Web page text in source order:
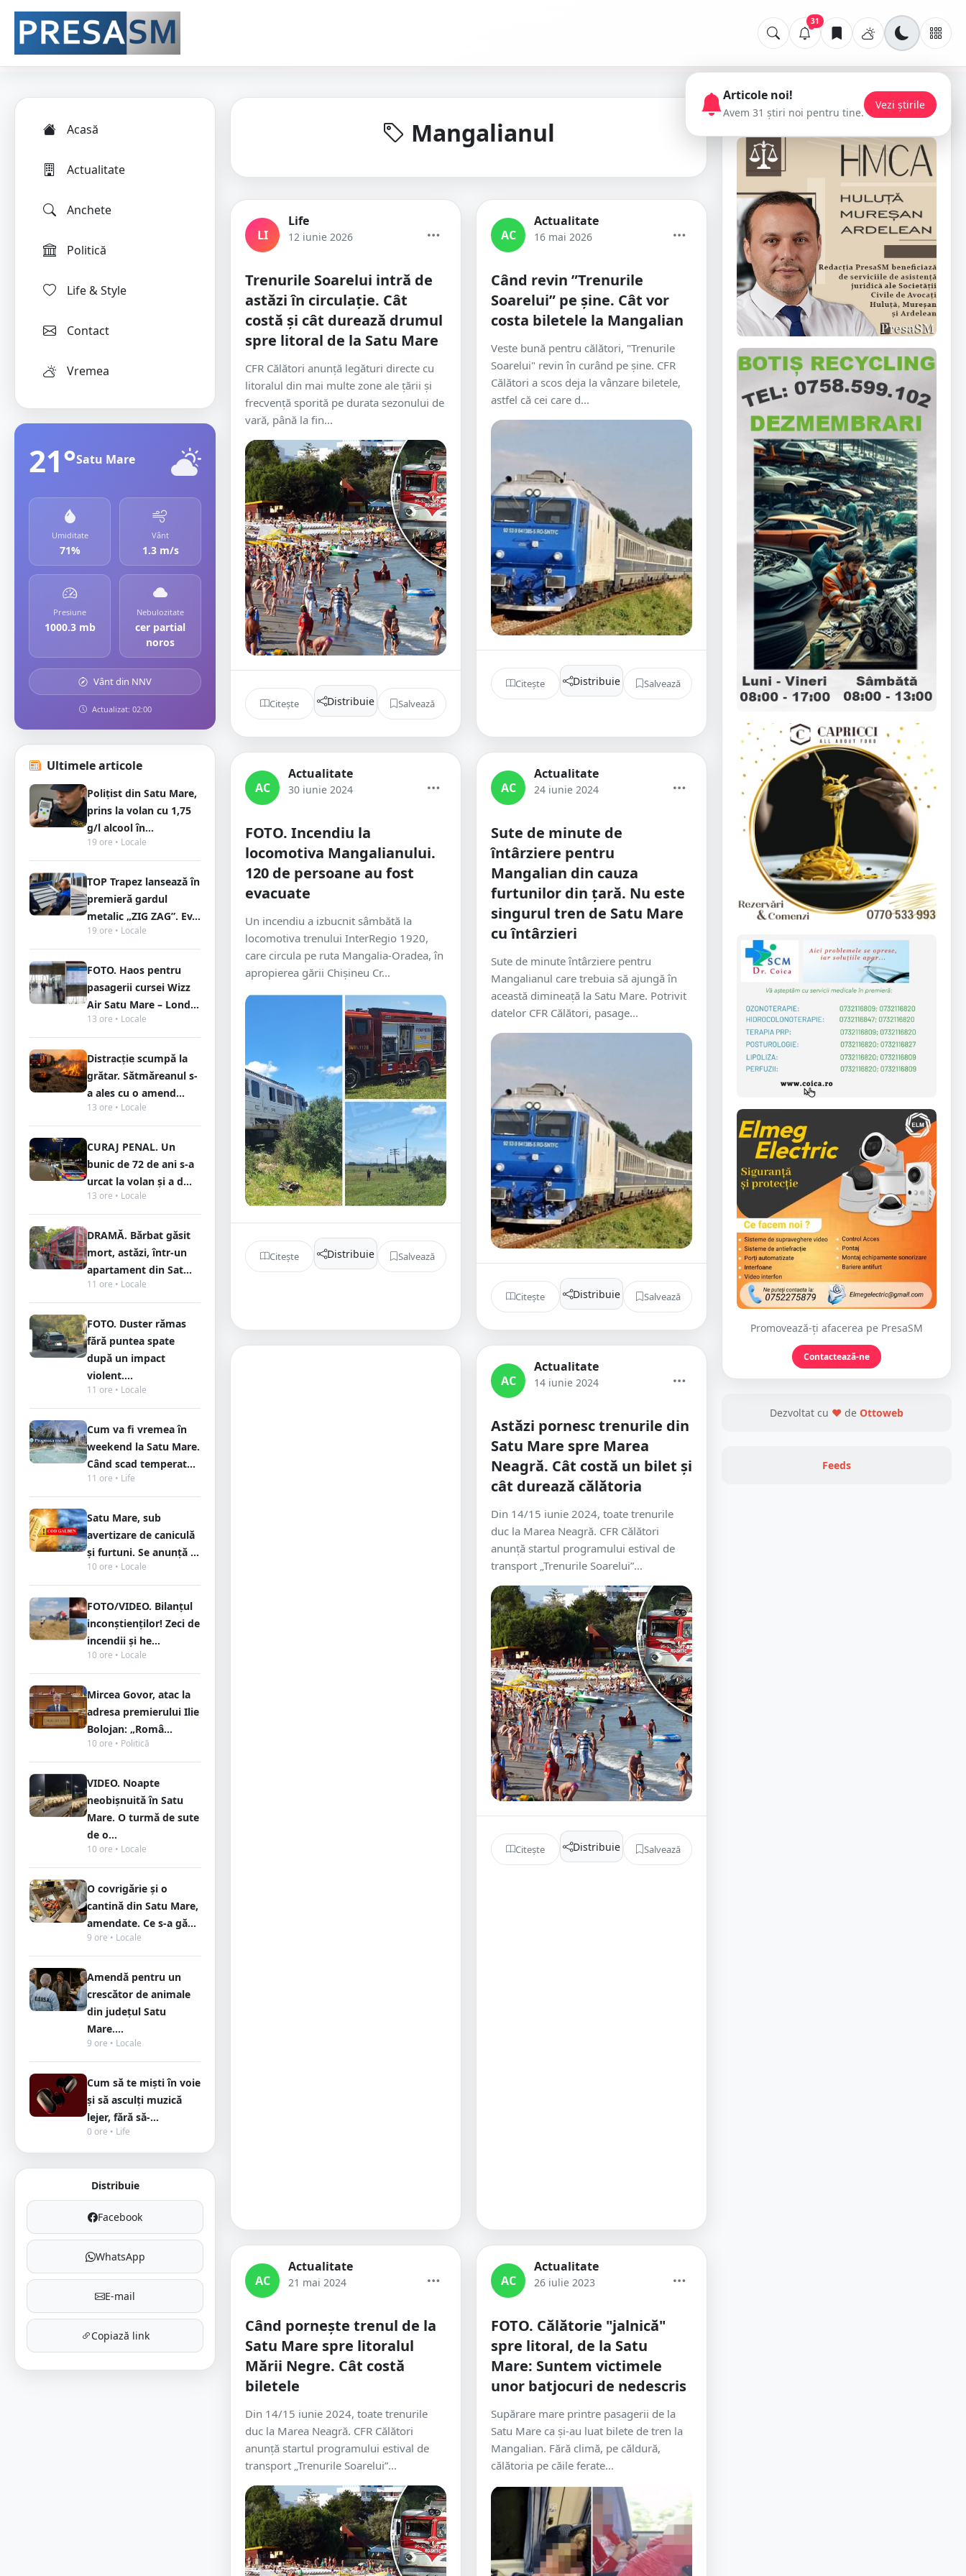
31
Acasă
Actualitate
Anchete
Politică
Life & Style
Contact
Vremea
21°Satu Mare
Umiditate
71%
Vânt
1.3 m/s
Presiune
1000.3 mb
Nebulozitate
cer partial
noros
Vânt din NNV
Actualizat: 02:00
Ultimele articole
Polițist din Satu Mare,
prins la volan cu 1,75
g/l alcool în...
19 ore • Locale
TOP Trapez lansează în
premieră gardul
metalic „ZIG ZAG”. Ev...
19 ore • Locale
FOTO. Haos pentru
pasagerii cursei Wizz
Air Satu Mare – Lond...
13 ore • Locale
Distracție scumpă la
grătar. Sătmăreanul s-
a ales cu o amend...
13 ore • Locale
CURAJ PENAL. Un
bunic de 72 de ani s-a
urcat la volan și a d...
13 ore • Locale
DRAMĂ. Bărbat găsit
mort, astăzi, într-un
apartament din Sat...
11 ore • Locale
FOTO. Duster rămas
fără puntea spate
după un impact
violent....
11 ore • Locale
Cum va fi vremea în
weekend la Satu Mare.
Când scad temperat...
11 ore • Life
Satu Mare, sub
avertizare de caniculă
și furtuni. Se anunță ...
10 ore • Locale
FOTO/VIDEO. Bilanțul
inconștienților! Zeci de
incendii și he...
10 ore • Locale
Mircea Govor, atac la
adresa premierului Ilie
Bolojan: „Româ...
10 ore • Politică
VIDEO. Noapte
neobișnuită în Satu
Mare. O turmă de sute
de o...
10 ore • Locale
O covrigărie și o
cantină din Satu Mare,
amendate. Ce s-a gă...
9 ore • Locale
Amendă pentru un
crescător de animale
din județul Satu
Mare....
9 ore • Locale
Cum să te miști în voie
și să asculți muzică
lejer, fără să-...
0 ore • Life
Distribuie
Facebook
WhatsApp
E-mail
Copiază link
Mangalianul
LI
Life
12 iunie 2026
Trenurile Soarelui intră de
astăzi în circulație. Cât
costă și cât durează drumul
spre litoral de la Satu Mare
CFR Călători anunţă legături directe cu
litoralul din mai multe zone ale ţării şi
frecvenţă sporită pe durata sezonului de
vară, până la fin...
Citește Distribuie Salvează
AC
Actualitate
16 mai 2026
Când revin ”Trenurile
Soarelui” pe şine. Cât vor
costa biletele la Mangalian
Veste bună pentru călători, "Trenurile
Soarelui" revin în curând pe șine. CFR
Călători a scos deja la vânzare biletele,
astfel că cei care d...
Citește Distribuie Salvează
AC
Actualitate
30 iunie 2024
FOTO. Incendiu la
locomotiva Mangalianului.
120 de persoane au fost
evacuate
Un incendiu a izbucnit sâmbătă la
locomotiva trenului InterRegio 1920,
care circula pe ruta Mangalia-Oradea, în
apropierea gării Chişineu Cr...
Citește Distribuie Salvează
AC
Actualitate
24 iunie 2024
Sute de minute de
întârziere pentru
Mangalian din cauza
furtunilor din țară. Nu este
singurul tren de Satu Mare
cu întârzieri
Sute de minute întârziere pentru
Mangalianul care trebuia să ajungă în
această dimineață la Satu Mare. Potrivit
datelor CFR Călători, pasage...
Citește Distribuie Salvează
AC
Actualitate
14 iunie 2024
Astăzi pornesc trenurile din
Satu Mare spre Marea
Neagră. Cât costă un bilet și
cât durează călătoria
Din 14/15 iunie 2024, toate trenurile
duc la Marea Neagră. CFR Călători
anunță startul programului estival de
transport „Trenurile Soarelui”...
Citește Distribuie Salvează
AC
Actualitate
21 mai 2024
Când pornește trenul de la
Satu Mare spre litoralul
Mării Negre. Cât costă
biletele
Din 14/15 iunie 2024, toate trenurile
duc la Marea Neagră. CFR Călători
anunță startul programului estival de
transport „Trenurile Soarelui”...
AC
Actualitate
26 iulie 2023
FOTO. Călătorie "jalnică"
spre litoral, de la Satu
Mare: Suntem victimele
unor batjocuri de nedescris
Supărare mare printre pasagerii de la
Satu Mare ca și-au luat bilete de tren la
Mangalian. Fără climă, pe căldură,
călătoria pe căile ferate...
📢 Publicitate
Promovează-ți afacerea pe PresaSM
Contactează-ne
Dezvoltat cu ❤ de Ottoweb
Feeds
Articole noi!
Avem 31 știri noi pentru tine.
Vezi știrile